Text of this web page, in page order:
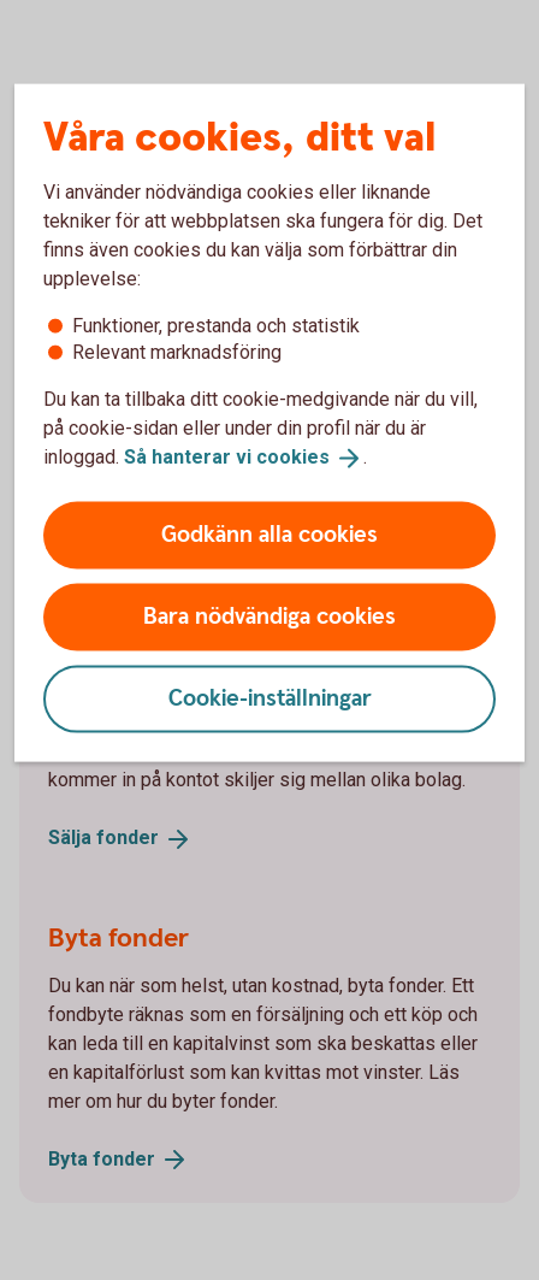
och säljer fonder
Köpa fonder
Om du köper en fond från Swedbank Robur före
fondens bryttid får du oftast den dagens kurs.
Observera att fonder kan ha andra bryttider än
affären får. Kom igång med vår guide och se hur ett
fondköp går till.
Sälja fonder
Om du säljer en fond från Swedbank Robur före
fondens bryttid får du oftast den dagens kurs.
Observera att fonder kan ha andra bryttider än
bankens bryttid vilket kan påverka vilken avslutsdag
kommer in på kontot skiljer sig mellan olika bolag.
Sälja fonder
Byta fonder
Du kan när som helst, utan kostnad, byta fonder. Ett
fondbyte räknas som en försäljning och ett köp och
kan leda till en kapitalvinst som ska beskattas eller
en kapitalförlust som kan kvittas mot vinster. Läs
mer om hur du byter fonder.
Byta fonder
Våra cookies, ditt val
Vi använder nödvändiga cookies eller liknande
tekniker för att webbplatsen ska fungera för dig. Det
finns även cookies du kan välja som förbättrar din
upplevelse:
Funktioner, prestanda och statistik
Relevant marknadsföring
Du kan ta tillbaka ditt cookie-medgivande när du vill,
på cookie-sidan eller under din profil när du är
inloggad. Så hanterar vi cookies .
Godkänn alla cookies
Bara nödvändiga cookies
Cookie-inställningar